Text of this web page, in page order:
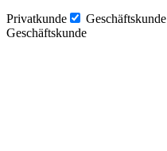
Privatkunde
Geschäftskunde
Geschäftskunde